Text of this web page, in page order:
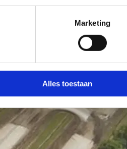
Marketing
Alles toestaan